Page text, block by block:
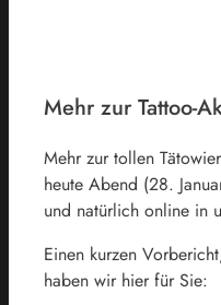
Mehr zur Tattoo-
Mehr zur tollen
heute Abend (28.
und natürlich online in
Einen kurzen
haben wir hier für Sie: